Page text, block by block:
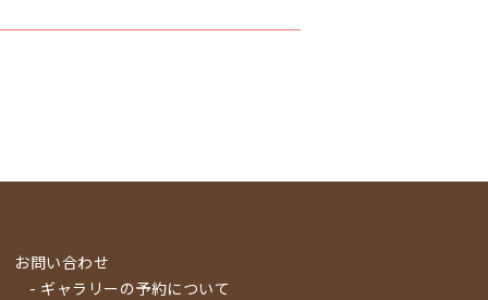
お問い合わせ
- ギャラリーの予約について